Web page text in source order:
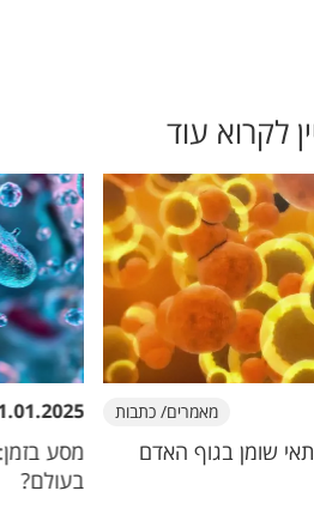
לקרוא עוד
מאמרים/ כתבות
שומן בגוף האדם
מסע
בעולם?